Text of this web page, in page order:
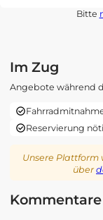
Bitte
Im Zug
Angebote während
Reservierung
Unsere Plattform
über
Kommentare